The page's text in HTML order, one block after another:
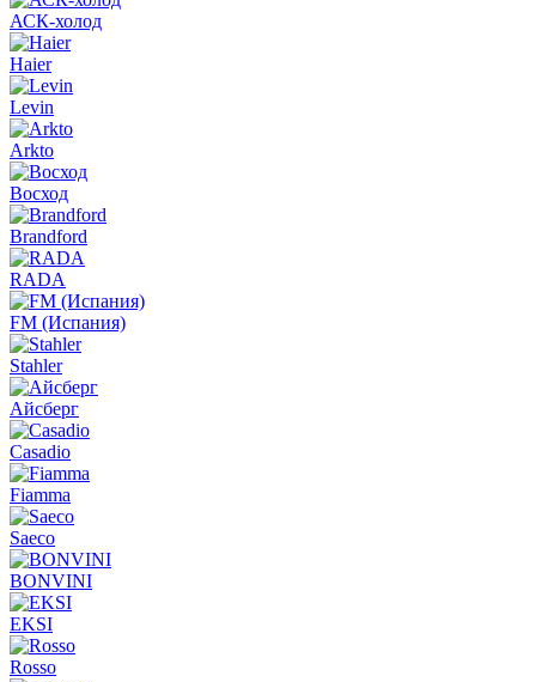
АСК-холод
Haier
Levin
Arkto
Восход
Brandford
RADA
FM (Испания)
Stahler
Айсберг
Casadio
Fiamma
Saeco
BONVINI
EKSI
Rosso